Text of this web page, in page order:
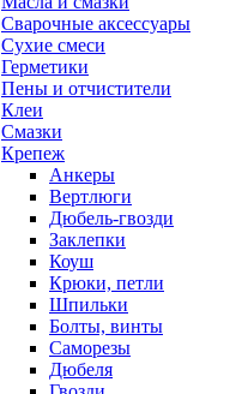
Сварочные аксессуары
Сухие смеси
Герметики
Пены и отчистители
Клеи
Смазки
Крепеж
Анкеры
Вертлюги
Дюбель-гвозди
Заклепки
Коуш
Крюки, петли
Шпильки
Болты, винты
Саморезы
Дюбеля